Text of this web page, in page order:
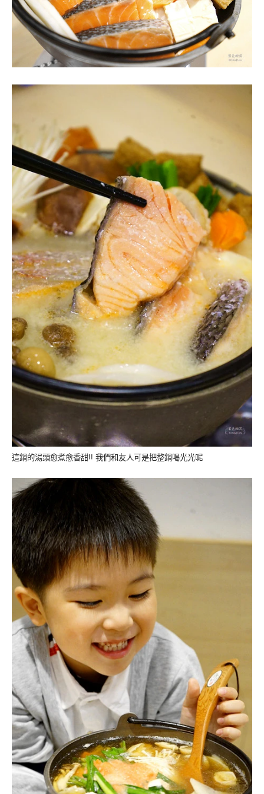
這鍋的湯頭愈煮愈香甜!! 我們和友人可是把整鍋喝光光呢